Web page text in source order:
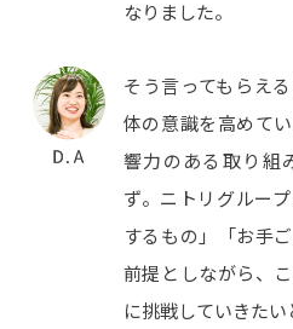
なりました。
そう言ってもらえ
体の意識を高めて
響力のある取り組
ず。ニトリグルー
するもの」「お手
前提としながら、
に挑戦していきたい